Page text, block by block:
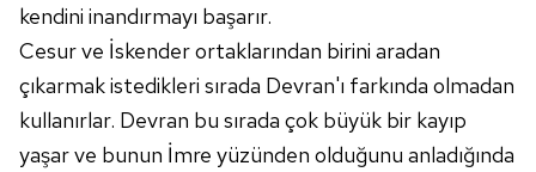
kendini inandırmayı başarır.
Cesur ve İskender ortaklarından birini aradan
çıkarmak istedikleri sırada Devran'ı farkında olmadan
kullanırlar. Devran bu sırada çok büyük bir kayıp
yaşar ve bunun İmre yüzünden olduğunu anladığında